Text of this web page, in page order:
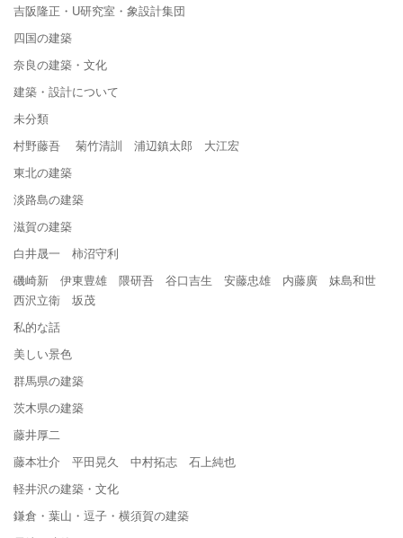
吉阪隆正・U研究室・象設計集団
四国の建築
奈良の建築・文化
建築・設計について
未分類
村野藤吾 菊竹清訓 浦辺鎮太郎 大江宏
東北の建築
淡路島の建築
滋賀の建築
白井晟一 柿沼守利
磯崎新 伊東豊雄 隈研吾 谷口吉生 安藤忠雄 内藤廣 妹島和世
西沢立衛 坂茂
私的な話
美しい景色
群馬県の建築
茨木県の建築
藤井厚二
藤本壮介 平田晃久 中村拓志 石上純也
軽井沢の建築・文化
鎌倉・葉山・逗子・横須賀の建築